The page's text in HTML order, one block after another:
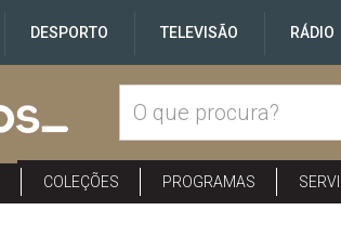
DESPORTO TELEVISÃO RÁDIO
COLEÇÕES PROGRAMAS